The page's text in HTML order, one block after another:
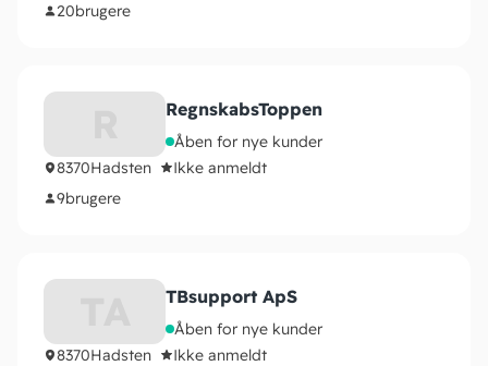
20brugere
RegnskabsToppen
Åben for nye kunder
8370Hadsten
Ikke anmeldt
9brugere
TBsupport ApS
Åben for nye kunder
8370Hadsten
Ikke anmeldt